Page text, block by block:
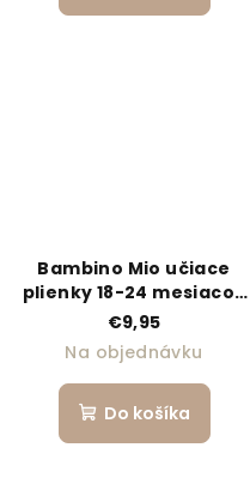
Bambino Mio učiace
plienky 18-24 mesiacov
HAPPY DAYS
€9,95
Na objednávku
Do košíka